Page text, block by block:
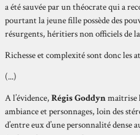
a été sauvée par un théocrate qui a
pourtant la jeune fille possède des
résurgents, héritiers non officiels de
Richesse et complexité sont donc les
(...)
A l’évidence,Régis Goddynmaîtrise
ambiance et personnages, loin des
d’entre eux d’une personnalité dense